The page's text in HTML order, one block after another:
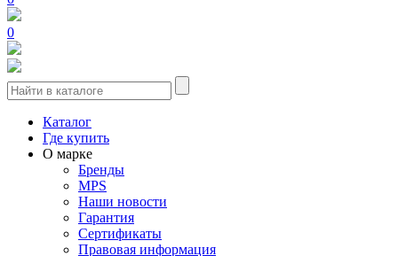
0
Каталог
Где купить
О марке
Бренды
MPS
Наши новости
Гарантия
Сертификаты
Правовая информация